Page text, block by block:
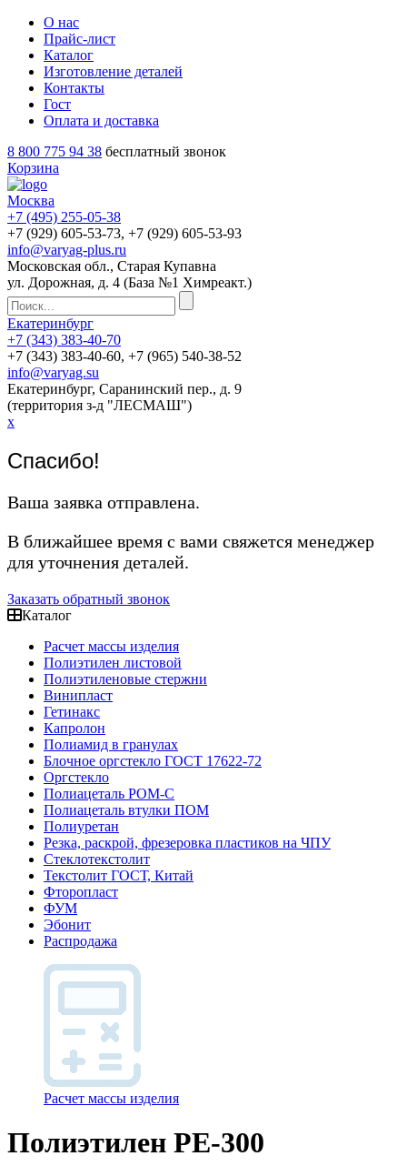
О нас
Прайс-лист
Каталог
Изготовление деталей
Контакты
Гост
Оплата и доставка
8 800 775 94 38 бесплатный звонок
Корзина
Москва
+7 (495) 255-05-38
+7 (929) 605-53-73, +7 (929) 605-53-93
info@varyag-plus.ru
Московская обл., Старая Купавна
ул. Дорожная, д. 4 (База №1 Химреакт.)
Екатеринбург
+7 (343) 383-40-70
+7 (343) 383-40-60, +7 (965) 540-38-52
info@varyag.su
Екатеринбург, Саранинский пер., д. 9
(территория з-д "ЛЕСМАШ")
x
Спасибо!
Ваша заявка отправлена.
В ближайшее время с вами свяжется менеджер
для уточнения деталей.
Заказать обратный звонок
Каталог
Расчет массы изделия
Полиэтилен листовой
Полиэтиленовые стержни
Винипласт
Гетинакс
Капролон
Полиамид в гранулах
Блочное оргстекло ГОСТ 17622-72
Оргстекло
Полиацеталь POM-C
Полиацеталь втулки ПОМ
Полиуретан
Резка, раскрой, фрезеровка пластиков на ЧПУ
Стеклотекстолит
Текстолит ГОСТ, Китай
Фторопласт
ФУМ
Эбонит
Распродажа
Расчет массы изделия
Полиэтилен PE-300